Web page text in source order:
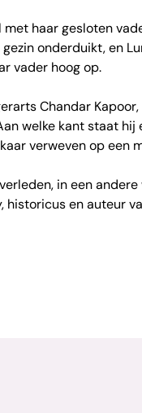
met haar gesloten
onderduikt, en
vader hoog op.
Chandar
welke kant staat
verweven op een
in een
historicus en auteur